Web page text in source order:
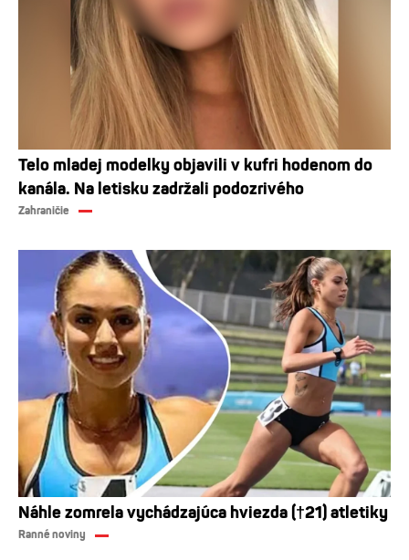
Telo mladej modelky objavili v kufri hodenom do
kanála. Na letisku zadržali podozrivého
Zahraničie
Náhle zomrela vychádzajúca hviezda (†21) atletiky
Ranné noviny